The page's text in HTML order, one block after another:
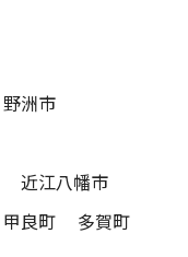
野洲市
近江八幡市
甲良町 多賀町